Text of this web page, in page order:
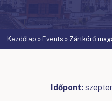
Kezdőlap » Events » Zártkörű
Időpont: